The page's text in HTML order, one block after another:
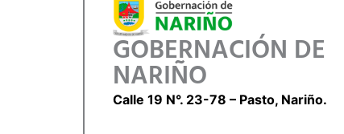
GOBERNACIÓN DE
NARIÑO
Calle 19 N°. 23-78 – Pasto, Nariño.